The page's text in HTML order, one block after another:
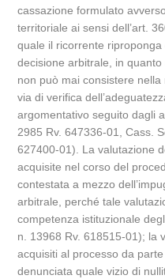
cassazione formulato
territoriale ai sensi dell’art.
quale il ricorrente
decisione arbitrale, in
non può mai consistere
via di verifica
argomentativo seguito dagli
2985 Rv. 647336-01, Cass.
627400-01). La valutazione
acquisite nel corso del
contestata a mezzo
arbitrale, perché tale
competenza istituzionale
n. 13968 Rv. 618515-01); la
acquisiti al processo da
denunciata quale vizio di